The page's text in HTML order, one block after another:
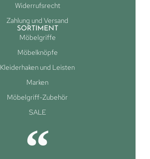
Widerrufsrecht
Zahlung und Versand
SORTIMENT
Möbelgriffe
Möbelknöpfe
Kleiderhaken und Leisten
Marken
Möbelgriff-Zubehör
SALE